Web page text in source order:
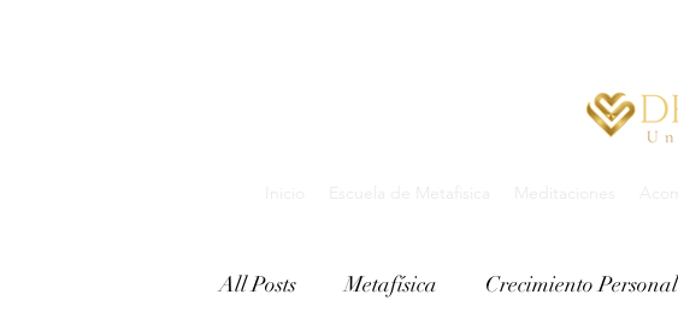
All Posts Metafísica Crecimiento Personal